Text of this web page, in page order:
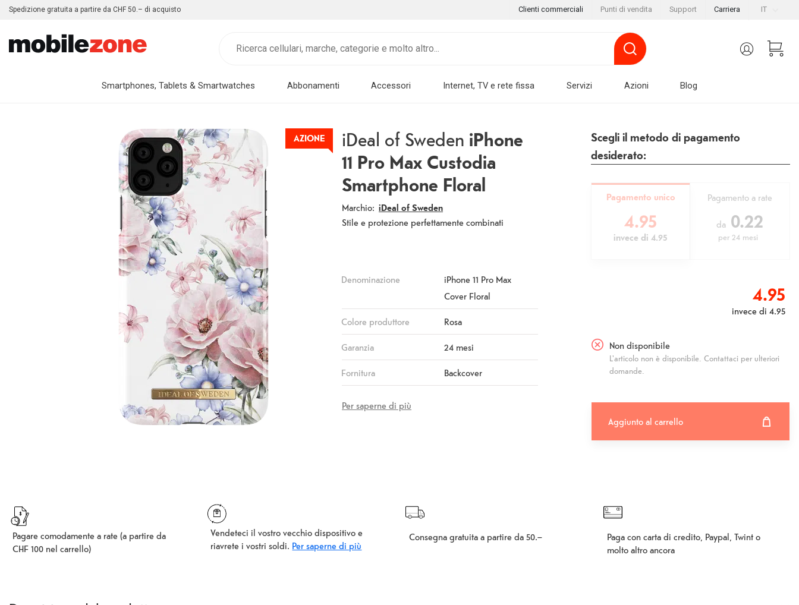
IT
Clienti commerciali Punti di vendita Support Carriera
Spedizione gratuita a partire da CHF 50.– di acquisto
Smartphones, Tablets & Smartwatches Abbonamenti Accessori Internet, TV e rete fissa Servizi Azioni Blog
AZIONE iDeal of Sweden iPhone
11 Pro Max Custodia
Smartphone Floral
Marchio: iDeal of Sweden
Stile e protezione perfettamente combinati
Denominazione
iPhone 11 Pro Max
Cover Floral
Colore produttore Rosa
Garanzia 24 mesi
Fornitura Backcover
Per saperne di più
Scegli il metodo di pagamento
desiderato:
Pagamento unico
4.95
invece di 4.95
Pagamento a rate
da 0.22
per24 mesi
4.95
invece di 4.95
Non disponibile
L'articolo non è disponibile. Contattaci per ulteriori
domande.
Aggiunto al carrello
Pagare comodamente a rate (a partire da
CHF 100 nel carrello)
Vendeteci il vostro vecchio dispositivo e
riavrete i vostri soldi. Per saperne di più
Consegna gratuita a partire da 50.–
Paga con carta di credito, Paypal, Twint o
molto altro ancora